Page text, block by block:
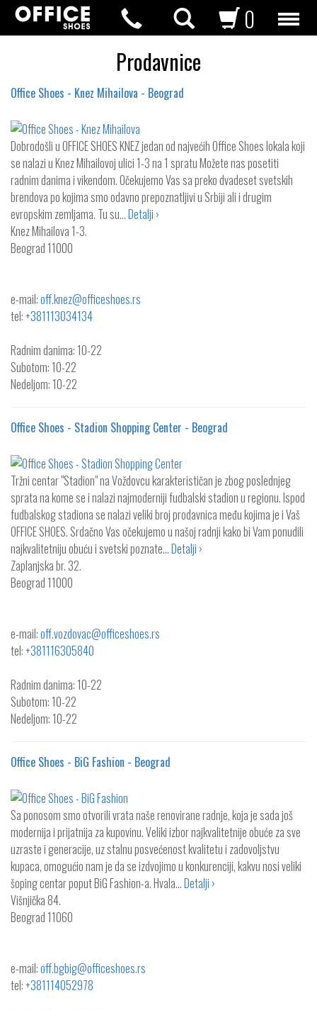
0
Prodavnice
Office Shoes - Knez Mihailova - Beograd
Dobrodošli u OFFICE SHOES KNEZ jedan od najvećih Office Shoes lokala koji
se nalazi u Knez Mihailovoj ulici 1-3 na 1 spratu Možete nas posetiti
radnim danima i vikendom. Očekujemo Vas sa preko dvadeset svetskih
brendova po kojima smo odavno prepoznatljivi u Srbiji ali i drugim
evropskim zemljama. Tu su…Detalji ›
Knez Mihailova 1-3.
Beograd 11000
e-mail:off.knez@officeshoes.rs
tel:+381113034134
Radnim danima: 10-22
Subotom: 10-22
Nedeljom: 10-22
Office Shoes - Stadion Shopping Center - Beograd
Tržni centar "Stadion" na Voždovcu karakterističan je zbog poslednjeg
sprata na kome se i nalazi najmoderniji fudbalski stadion u regionu. Ispod
fudbalskog stadiona se nalazi veliki broj prodavnica među kojima je i Vaš
OFFICE SHOES. Srdačno Vas očekujemo u našoj radnji kako bi Vam ponudili
najkvalitetniju obuću i svetski poznate…Detalji ›
Zaplanjska br. 32.
Beograd 11000
e-mail:off.vozdovac@officeshoes.rs
tel:+381116305840
Radnim danima: 10-22
Subotom: 10-22
Nedeljom: 10-22
Office Shoes - BiG Fashion - Beograd
Sa ponosom smo otvorili vrata naše renovirane radnje, koja je sada još
modernija i prijatnija za kupovinu. Veliki izbor najkvalitetnije obuće za sve
uzraste i generacije, uz stalnu posvećenost kvalitetu i zadovoljstvu
kupaca, omogućio nam je da se izdvojimo u konkurenciji, kakvu nosi veliki
šoping centar poput BiG Fashion-a. Hvala…Detalji ›
Višnjička 84.
Beograd 11060
e-mail:off.bgbig@officeshoes.rs
tel:+381114052978